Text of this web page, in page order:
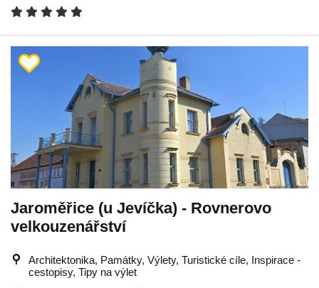
Jaroměřice (u Jevíčka) - Rovnerovo
velkouzenářství
Architektonika, Památky, Výlety, Turistické cíle, Inspirace -
cestopisy, Tipy na výlet